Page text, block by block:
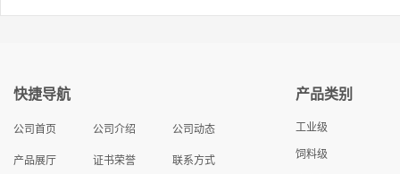
快捷导航
公司首页 公司介绍 公司动态
产品展厅 证书荣誉 联系方式
产品类别
工业级
饲料级